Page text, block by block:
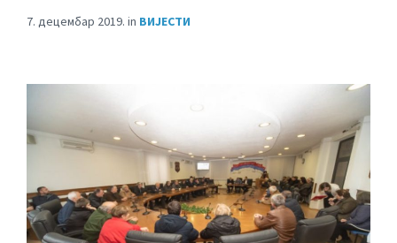
7. децембар 2019. in ВИЈЕСТИ